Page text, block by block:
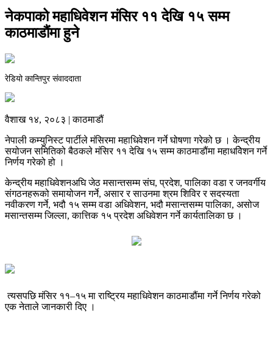
नेकपाको महाधिवेशन मंसिर ११ देखि १५ सम्म
काठमाडौंमा हुने
रेडियो कान्तिपुर संवाददाता
वैशाख १४, २०८३ | काठमाडौं
नेपाली कम्युनिस्ट पार्टीले मंसिरमा महाधिवेशन गर्ने घोषणा गरेको छ । केन्द्रीय
सयोजन समितिको बैठकले मंसिर ११ देखि १५ सम्म काठमाडौंमा महाधविेशन गर्ने
निर्णय गरेको हो ।
केन्द्रीय महाधिवेशनअघि जेठ मसान्तसम्म संघ, प्रदेश, पालिका वडा र जनवर्गीय
संगठनहरूको समायोजन गर्ने, असार र साउनमा श्रम शिविर र सदस्यता
नवीकरण गर्ने, भदौ १५ सम्म वडा अधिवेशन, भदौ मसान्तसम्म पालिका, असोज
मसान्तसम्म जिल्ला, कात्तिक १५ प्रदेश अधिवेशन गर्ने कार्यतालिका छ ।
त्यसपछि मंसिर ११–१५ मा राष्ट्रिय महाधिवेशन काठमाडौंमा गर्ने निर्णय गरेको
एक नेताले जानकारी दिए ।